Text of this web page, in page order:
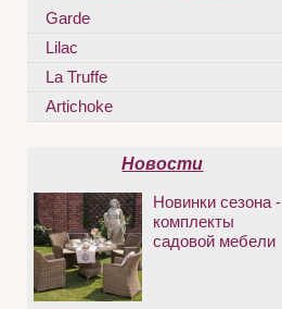
Garde
Lilac
La Truffe
Artichoke
Новости
Новинки сезона -
комплекты
садовой мебели